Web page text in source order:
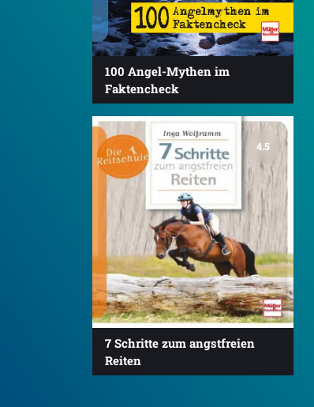
100 Angel-Mythen im
Faktencheck
4.5
7 Schritte zum angstfreien
Reiten